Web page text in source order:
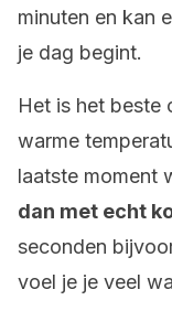
minuten en kan
je dag begint.
Het is het beste
warme
laatste moment
dan met echt
seconden
voel je je veel